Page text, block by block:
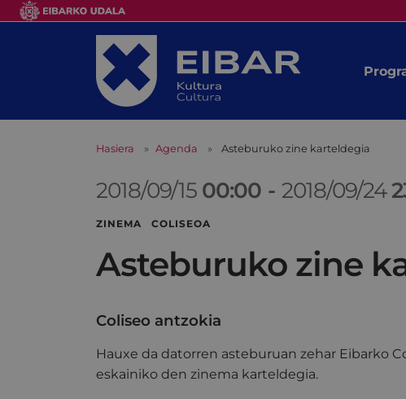
Hasiera Agenda Asteburuko zine karteldegia
2018/09/15 00:00 - 2018/09/24
ZINEMA COLISEOA
Asteburuko zine
Coliseo antzokia
Hauxe da datorren asteburuan zehar Eibarko
eskainiko den zinema karteldegia.